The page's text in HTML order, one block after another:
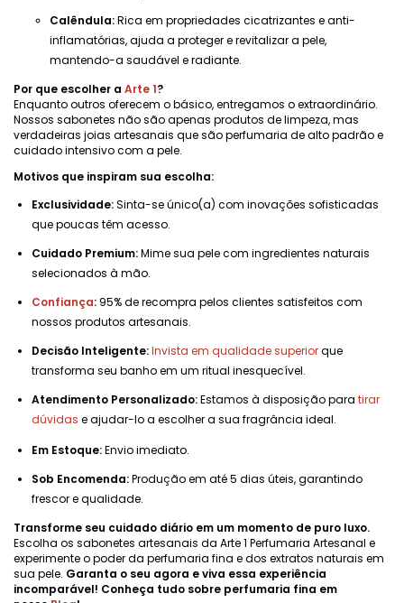
Calêndula:Rica em propriedades cicatrizantes e anti-
inflamatórias, ajuda a proteger e revitalizar a pele,
mantendo-a saudável e radiante.
Por que escolher a Arte 1?
Enquanto outros oferecem o básico, entregamos o extraordinário.
Nossos sabonetes não são apenas produtos de limpeza, mas
verdadeiras joias artesanais que são perfumaria de alto padrão e
cuidado intensivo com a pele.
Motivos que inspiram sua escolha:
Exclusividade:Sinta-se único(a) com inovações sofisticadas
que poucas têm acesso.
Cuidado Premium:Mime sua pele com ingredientes naturais
selecionados à mão.
Confiança: 95% de recompra pelos clientes satisfeitos com
nossos produtos artesanais.
Decisão Inteligente:Invista em qualidade superiorque
transforma seu banho em um ritual inesquecível.
Atendimento Personalizado:Estamos à disposição para tirar
dúvidas e ajudar-lo a escolher a sua fragrância ideal.
Em Estoque:Envio imediato.
Sob Encomenda:Produção em até 5 dias úteis, garantindo
frescor e qualidade.
Transforme seu cuidado diário em um momento de puro luxo.
Escolha os sabonetes artesanais da Arte 1 Perfumaria Artesanal e
experimente o poder da perfumaria fina e dos extratos naturais em
sua pele. Garanta o seu agora e viva essa experiência
incomparável! Conheça tudo sobre perfumaria fina em